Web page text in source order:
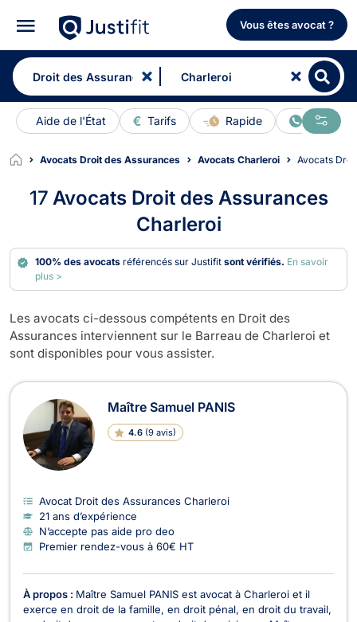
Vous êtes avocat ?
Aide de l'État Tarifs Rapide En ligne
Avocats Droit des Assurances Avocats Charleroi Avocats
17 Avocats Droit des Assurances
Charleroi
100% des avocats référencés sur Justifitsont vérifiés. En savoir
plus >
Les avocats ci-dessous compétents en Droit des
Assurances interviennent sur le Barreau de Charleroi et
sont disponibles pour vous assister.
Avocats en Droit des Assurances à
Maître Samuel PANIS
4.6 (9 avis)
Avocat Droit des Assurances Charleroi
21 ans d’expérience
N’accepte pas aide pro deo
Premier rendez-vous à 60€ HT
À propos : Maître Samuel PANIS est avocat à Charleroi et il
exerce en droit de la famille, en droit pénal, en droit du travail,